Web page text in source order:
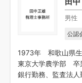
男性
公認
1973年 和歌山県
東京大学農学部 卒
銀行勤務、監査法